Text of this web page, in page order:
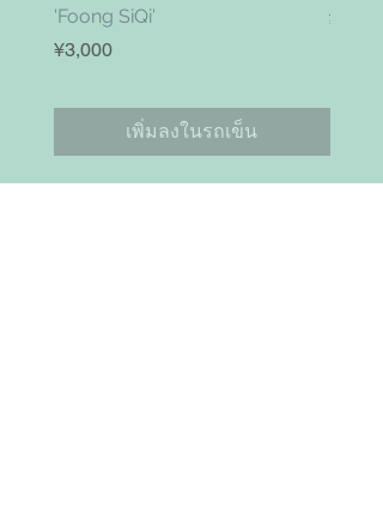
'Foong SiQi'
ราคา
¥3,000
เพิ่มลงในรถเข็น
ราคา
¥4,800